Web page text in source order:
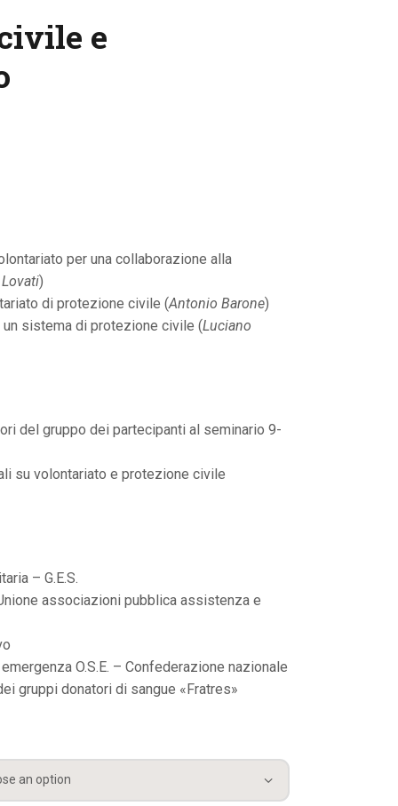
e
per una collaborazione alla
)
di protezione civile (Antonio Barone)
un sistema di protezione civile (Luciano
del gruppo dei partecipanti al seminario 9-
su volontariato e protezione civile
– G.E.S.
associazioni pubblica assistenza e
O.S.E. – Confederazione nazionale
gruppi donatori di sangue «Fratres»